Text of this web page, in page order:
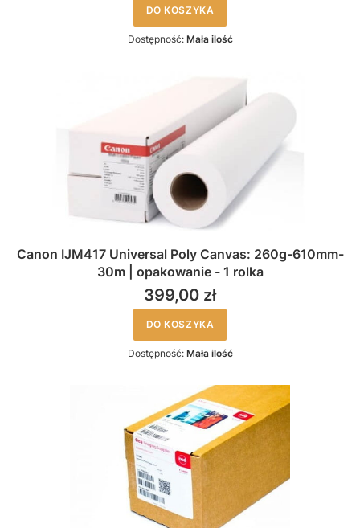
DO KOSZYKA
Dostępność: Mała ilość
Canon IJM417 Universal Poly Canvas: 260g-610mm-
30m | opakowanie - 1 rolka
399,00 zł
DO KOSZYKA
Dostępność: Mała ilość